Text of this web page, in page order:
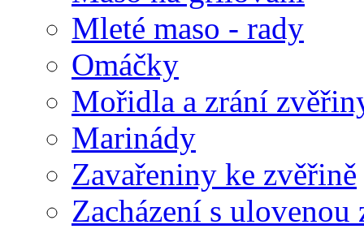
Mleté maso - rady
Omáčky
Mořidla a zrání
Marinády
Zavařeniny ke zvěřině
Zacházení s ulovenou